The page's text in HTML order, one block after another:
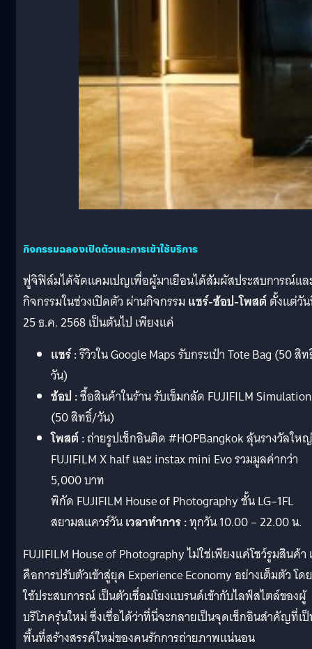
กิจกรรมฉลองเปิดตัวและการเข้าใช้บริการ
ฟูจิฟิล์มได้จัดแคมเปญเพื่อผู้มาเยือนได้สัมผัสประสบการณ์แล
กิจกรรมในช่วงเปิดตัว ผ่านกิจกรรม แชร์-ช้อป-โพสต์ตั้งแต่วั
25 ธ.ค. 2568 เป็นต้นไป เพียงแค่
แชร์ :รีวิวใน Google Maps รับกระเป๋า Tote Bag (50 สิ
วัน)
ช้อป :ซื้อสินค้าในร้าน รับเข็มกลัด FUJIFILM Simulation
(50 สิทธิ์/วัน)
โพสต์ :ถ่ายรูปเช็กอินติด #HOPBangkok ลุ้นรางวัลใหญ่
FUJIFILM X half และ instax mini Evo รวมมูลค่ากว่า
5,000 บาท
พิกัด FUJIFILM House of Photography ชั้น LG–1FL
สยามสแควร์วันเวลาทำการ :ทุกวัน 10.00 – 22.00 น.
FUJIFILM House of Photography ไม่ใช่เพียงแค่โชว์รูมสินค้
คือการปรับตัวเข้าสู่ยุค Experience Economy อย่างเต็มตัว โดย
ใช้ประสบการณ์ เป็นตัวเชื่อมโยงแบรนด์เข้ากับไลฟ์สไตล์ของผู้
บริโภครุ่นใหม่ ซึ่งเชื่อได้ว่าที่นี่จะกลายเป็นจุดเช็กอินสำคัญที่เ
พื้นที่สร้างสรรค์ใหม่ของคนรักการถ่ายภาพแน่นอน